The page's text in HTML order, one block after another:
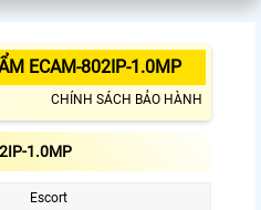
ECAM-802IP-1.0MP
CHÍNH SÁCH BẢO HÀNH
1.0MP
Escort